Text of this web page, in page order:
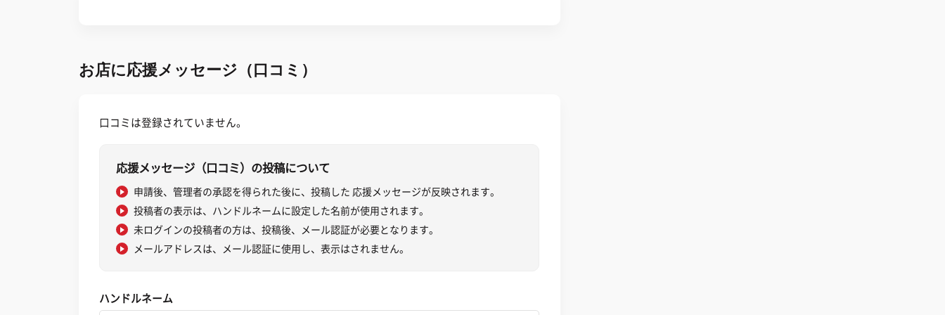
お店に応援メッセージ（口コミ）
口コミは登録されていません。
応援メッセージ（口コミ）の投稿について
申請後、管理者の承認を得られた後に、投稿した 応援メッセージが反映されます。
投稿者の表示は、ハンドルネームに設定した名前が使用されます。
未ログインの投稿者の方は、投稿後、メール認証が必要となります。
メールアドレスは、メール認証に使用し、表示はされません。
ハンドルネーム